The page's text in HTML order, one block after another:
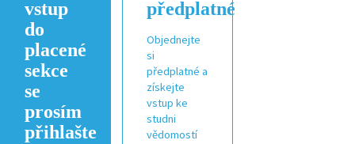
vstup
do
placené
sekce
se
prosím
přihlašte
předplatné
Objednejte
si
předplatné a
získejte
vstup ke
studni
vědomostí